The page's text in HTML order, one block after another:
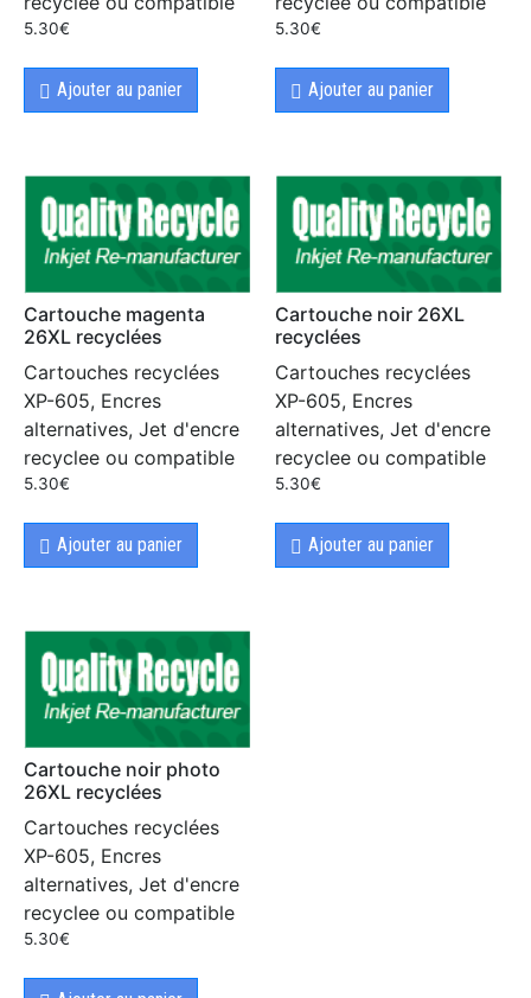
5.30€
Ajouter au panier
5.30€
Ajouter au panier
Cartouche magenta
26XL recyclées
Cartouches recyclées
XP-605, Encres
alternatives, Jet d'encre
recyclee ou compatible
5.30€
Ajouter au panier
Cartouche noir 26XL
recyclées
Cartouches recyclées
XP-605, Encres
alternatives, Jet d'encre
recyclee ou compatible
5.30€
Ajouter au panier
Cartouche noir photo
26XL recyclées
Cartouches recyclées
XP-605, Encres
alternatives, Jet d'encre
recyclee ou compatible
5.30€